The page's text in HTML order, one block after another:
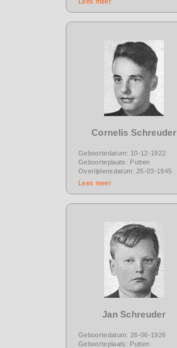
Cornelis Schreuder
Geboortedatum: 10-12-1922
Geboorteplaats: Putten
Overlijdensdatum: 25-03-1945
Lees meer
Jan Schreuder
Geboortedatum: 26-06-1926
Geboorteplaats: Putten